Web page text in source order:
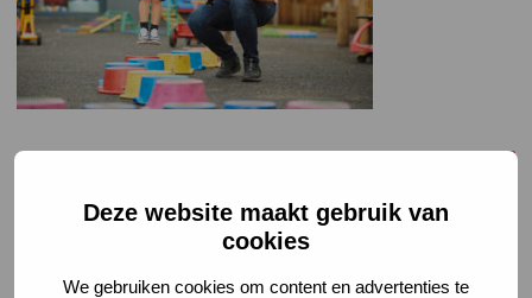
Deze website maakt gebruik van
cookies
We gebruiken cookies om content en advertenties te